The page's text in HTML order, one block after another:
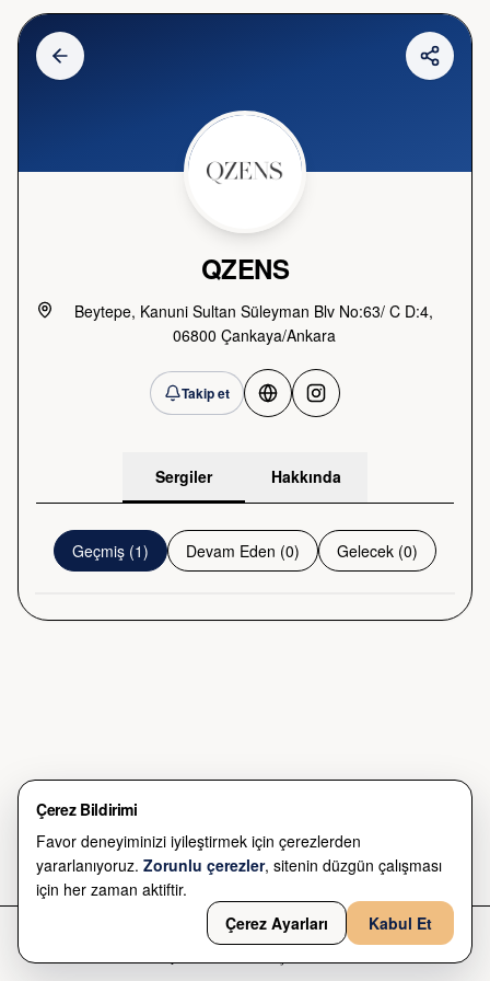
QZENS
Beytepe, Kanuni Sultan Süleyman Blv No:63/ C D:4,
06800 Çankaya/Ankara
Takip et
Sergiler Hakkında
Geçmiş (1) Devam Eden (0) Gelecek (0)
9 May 2026 - 9 Tem 2026
UNDER CONSTRUCTION
QZENS, Ankara
Ücretsiz
Çerez Bildirimi
Favor deneyiminizi iyileştirmek için çerezlerden
yararlanıyoruz. Zorunlu çerezler, sitenin düzgün çalışması
için her zaman aktiftir.
Çerez Ayarları
Kabul Et